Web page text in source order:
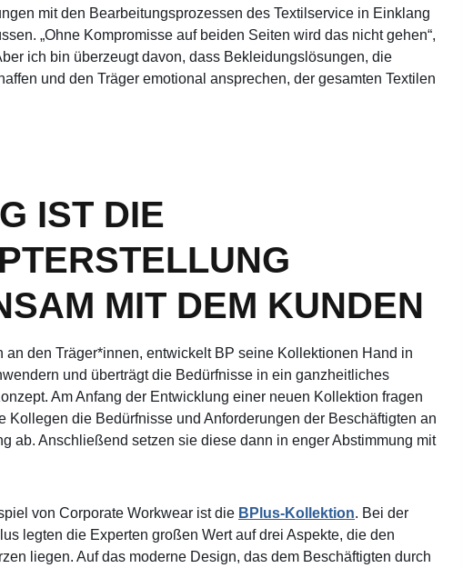
mit den Bearbeitungsprozessen des Textilservice in Einklang
„Ohne Kompromisse auf beiden Seiten wird das nicht gehen“,
ich bin überzeugt davon, dass Bekleidungslösungen, die
und den Träger emotional ansprechen, der gesamten Textilen
IST DIE
MIT DEM KUNDEN
an den Träger*innen, entwickelt BP seine Kollektionen Hand in
und überträgt die Bedürfnisse in ein ganzheitliches
Am Anfang der Entwicklung einer neuen Kollektion fragen
Kollegen die Bedürfnisse und Anforderungen der Beschäftigten an
ab. Anschließend setzen sie diese dann in enger Abstimmung mit
von Corporate Workwear ist die BPlus-Kollektion. Bei der
legten die Experten großen Wert auf drei Aspekte, die den
liegen. Auf das moderne Design, das dem Beschäftigten durch